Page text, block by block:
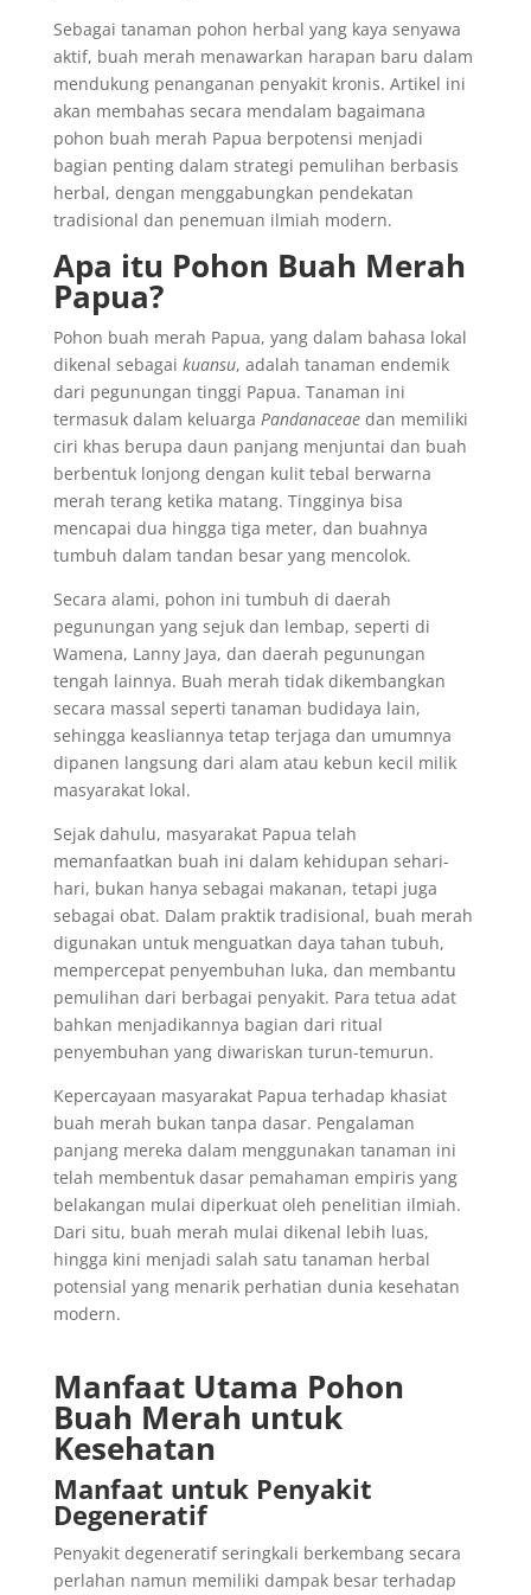
Sebagai tanaman pohon herbal yang kaya senyawa
aktif, buah merah menawarkan harapan baru dalam
mendukung penanganan penyakit kronis. Artikel ini
akan membahas secara mendalam bagaimana
pohon buah merah Papua berpotensi menjadi
bagian penting dalam strategi pemulihan berbasis
herbal, dengan menggabungkan pendekatan
tradisional dan penemuan ilmiah modern.
Apa itu Pohon Buah Merah
Papua?
Pohon buah merah Papua, yang dalam bahasa lokal
dikenal sebagai kuansu, adalah tanaman endemik
dari pegunungan tinggi Papua. Tanaman ini
termasuk dalam keluarga Pandanaceaedan memiliki
ciri khas berupa daun panjang menjuntai dan buah
berbentuk lonjong dengan kulit tebal berwarna
merah terang ketika matang. Tingginya bisa
mencapai dua hingga tiga meter, dan buahnya
tumbuh dalam tandan besar yang mencolok.
Secara alami, pohon ini tumbuh di daerah
pegunungan yang sejuk dan lembap, seperti di
Wamena, Lanny Jaya, dan daerah pegunungan
tengah lainnya. Buah merah tidak dikembangkan
secara massal seperti tanaman budidaya lain,
sehingga keasliannya tetap terjaga dan umumnya
dipanen langsung dari alam atau kebun kecil milik
masyarakat lokal.
Sejak dahulu, masyarakat Papua telah
memanfaatkan buah ini dalam kehidupan sehari-
hari, bukan hanya sebagai makanan, tetapi juga
sebagai obat. Dalam praktik tradisional, buah merah
digunakan untuk menguatkan daya tahan tubuh,
mempercepat penyembuhan luka, dan membantu
pemulihan dari berbagai penyakit. Para tetua adat
bahkan menjadikannya bagian dari ritual
penyembuhan yang diwariskan turun-temurun.
Kepercayaan masyarakat Papua terhadap khasiat
buah merah bukan tanpa dasar. Pengalaman
panjang mereka dalam menggunakan tanaman ini
telah membentuk dasar pemahaman empiris yang
belakangan mulai diperkuat oleh penelitian ilmiah.
Dari situ, buah merah mulai dikenal lebih luas,
hingga kini menjadi salah satu tanaman herbal
potensial yang menarik perhatian dunia kesehatan
modern.
Manfaat Utama Pohon
Buah Merah untuk
Kesehatan
Manfaat untuk Penyakit
Degeneratif
Penyakit degeneratif seringkali berkembang secara
perlahan namun memiliki dampak besar terhadap